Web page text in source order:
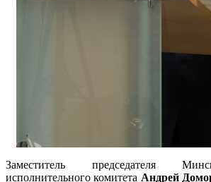
Заместитель председателя
исполнительного комитета Андрей